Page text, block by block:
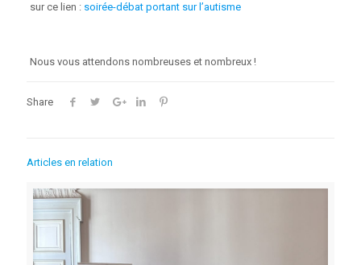
sur ce lien : soirée-débat portant sur l’autisme
Nous vous attendons nombreuses et nombreux !
Share
Articles en relation